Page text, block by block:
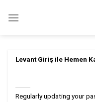
đến
Levant Giriş ile Hemen
Regularly updating your